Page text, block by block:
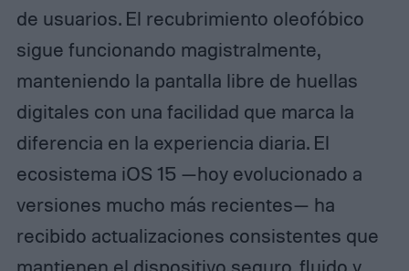
de usuarios. El recubrimiento oleofóbico
sigue funcionando magistralmente,
manteniendo la pantalla libre de huellas
digitales con una facilidad que marca la
diferencia en la experiencia diaria. El
ecosistema iOS 15 —hoy evolucionado a
versiones mucho más recientes— ha
recibido actualizaciones consistentes que
mantienen el dispositivo seguro, fluido y